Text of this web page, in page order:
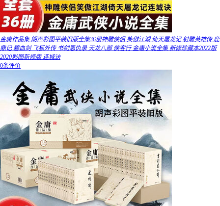
金庸作品集 朗声彩图平装旧版全集36册神雕侠侣 笑傲江湖 倚天屠龙记 射雕英雄传 鹿
鼎记 碧血剑 飞狐外传 书剑恩仇录 天龙八部 侠客行 金庸小说全集 新修珍藏本2022版
2020彩图新修版 连城诀
0条评价